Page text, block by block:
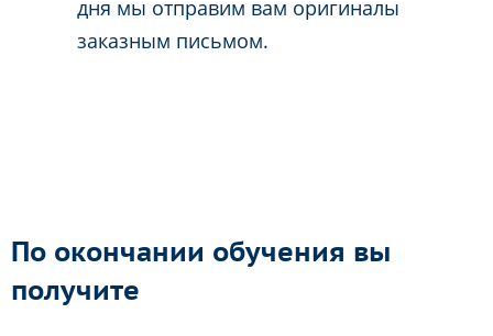
дня мы отправим вам оригиналы
заказным письмом.
По окончании обучения вы
получите